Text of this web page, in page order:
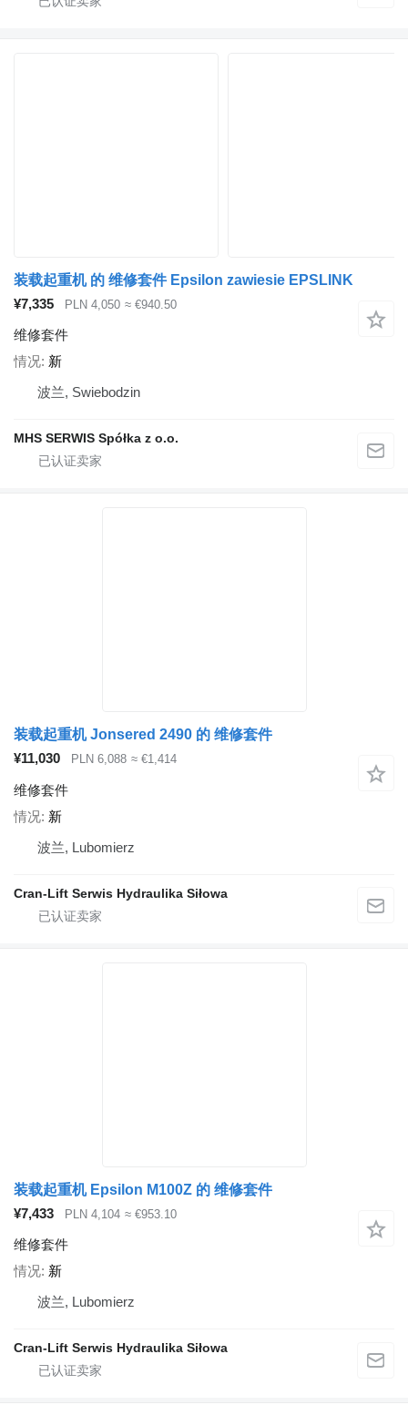
装载起重机 的 维修套件 Epsilon zawiesie EPSLINK
¥7,335
PLN 4,050 ≈ €940.50
维修套件
情况 新
波兰, Swiebodzin
MHS SERWIS Spółka z o.o.
装载起重机 Jonsered 2490 的 维修套件
¥11,030
PLN 6,088 ≈ €1,414
维修套件
情况 新
波兰, Lubomierz
Cran-Lift Serwis Hydraulika Siłowa
装载起重机 Epsilon M100Z 的 维修套件
¥7,433
PLN 4,104 ≈ €953.10
维修套件
情况 新
波兰, Lubomierz
Cran-Lift Serwis Hydraulika Siłowa